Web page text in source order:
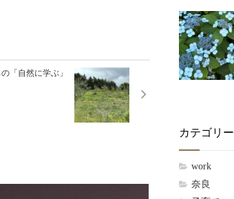
「自然に学ぶ」
カテゴリー
work
奈良